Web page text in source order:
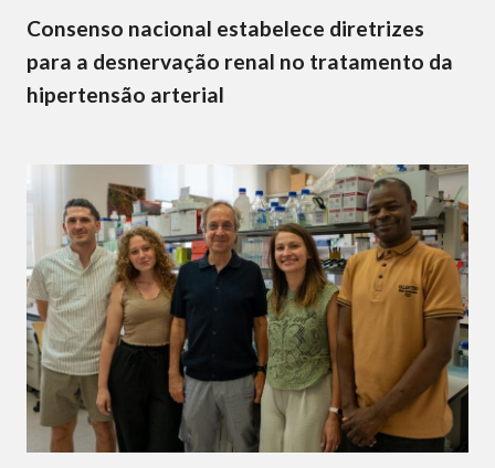
Consenso nacional estabelece diretrizes
para a desnervação renal no tratamento da
hipertensão arterial